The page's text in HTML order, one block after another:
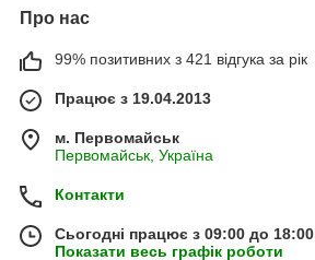
Про нас
99% позитивних з 421 відгука за рік
Працює з 19.04.2013
м. Первомайськ
Первомайськ, Україна
Контакти
Сьогодні працює з 09:00 до 18:00
Показати весь графік роботи